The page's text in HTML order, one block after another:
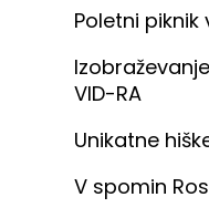
Poletni piknik
VID-RA
Unikatne
V spomin